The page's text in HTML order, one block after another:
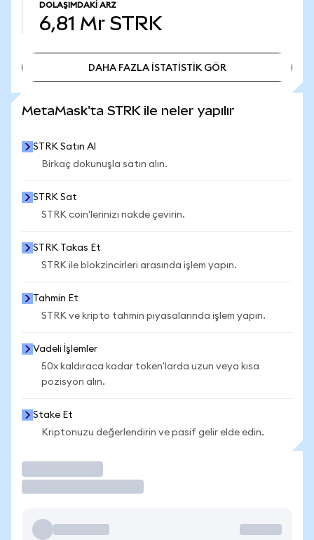
DOLAŞIMDAKI ARZ
6,81 Mr STRK
DAHA FAZLA İSTATİSTİK GÖR
MetaMask'ta STRK ile neler yapılır
STRK Satın Al
Birkaç dokunuşla satın alın.
STRK Sat
STRK coin'lerinizi nakde çevirin.
STRK Takas Et
STRK ile blokzincirleri arasında işlem yapın.
Tahmin Et
STRK ve kripto tahmin piyasalarında işlem yapın.
Vadeli İşlemler
50x kaldıraca kadar token'larda uzun veya kısa
pozisyon alın.
Stake Et
Kriptonuzu değerlendirin ve pasif gelir elde edin.